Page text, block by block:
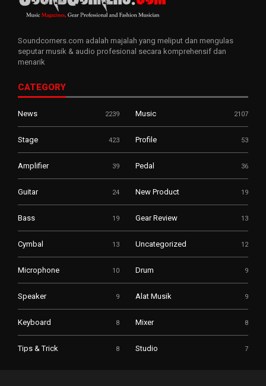
Soundcorners.com adalah majalah yang meliput dan mengulas
seputar musik & audio profesional secara komprehensif dan
menarik
CATEGORY
News 2239 Music 2107
Stage 423 Profile 53
Amplifier 39 Pedal 36
Guitar 24 New Product 19
Bass 19 Gear Review 13
Cymbal 13 Uncategorized 12
Microphone 10 Drum 9
Speaker 9 Alat Musik 9
Keyboard 8 Mixer 8
Tips & Trick 8 Studio 7